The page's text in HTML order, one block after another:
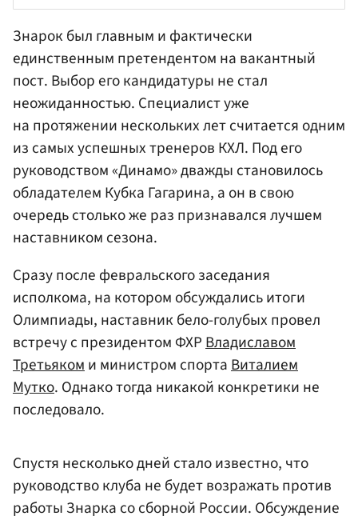
Знарок был главным и фактически
единственным претендентом на вакантный
пост. Выбор его кандидатуры не стал
неожиданностью. Специалист уже
на протяжении нескольких лет считается одним
из самых успешных тренеров КХЛ. Под его
руководством «Динамо» дважды становилось
обладателем Кубка Гагарина, а он в свою
очередь столько же раз признавался лучшем
наставником сезона.
Сразу после февральского заседания
исполкома, на котором обсуждались итоги
Олимпиады, наставник бело-голубых провел
встречу с президентом ФХРВладиславом
Третьякоми министром спортаВиталием
Мутко. Однако тогда никакой конкретики не
последовало.
Спустя несколько дней стало известно, что
руководство клуба не будет возражать против
работы Знарка со сборной России. Обсуждение